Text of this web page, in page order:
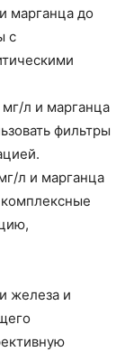
марганца до
с
л и марганца
фильтры
л и марганца
железа и